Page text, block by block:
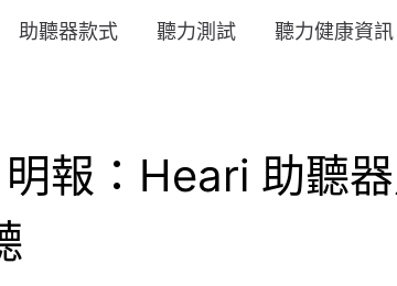
助聽器款式 聽力測試 聽力健康資訊
明報：Heari 助聽